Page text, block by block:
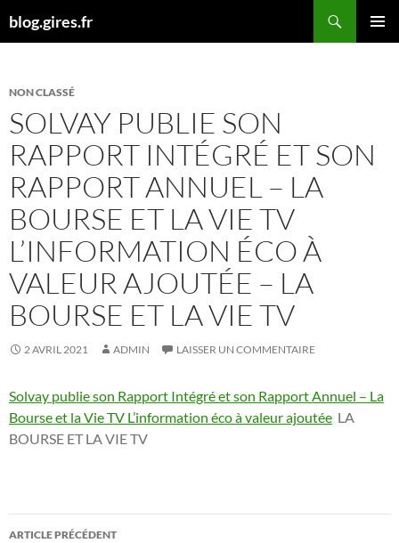
aublog.gires.fr
NON CLASSÉ
SOLVAY PUBLIE SON
RAPPORT INTÉGRÉ ET SON
RAPPORT ANNUEL – LA
BOURSE ET LA VIE TV
L’INFORMATION ÉCO À
VALEUR AJOUTÉE – LA
BOURSE ET LA VIE TV
2 AVRIL 2021 ADMIN LAISSER UN COMMENTAIRE
Solvay publie son Rapport Intégré et son Rapport Annuel – La
Bourse et la Vie TV L’information éco à valeur ajoutée LA
BOURSE ET LA VIE TV
Navigation
ARTICLE PRÉCÉDENT